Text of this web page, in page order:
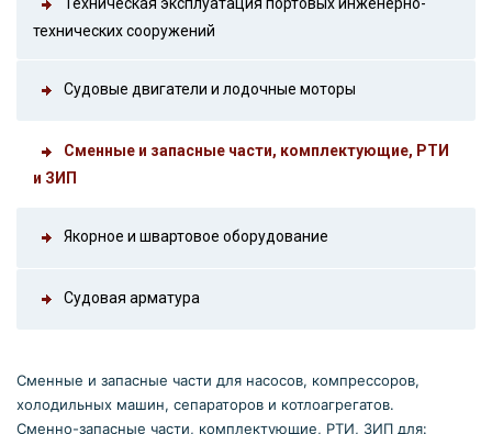
технических сооружений
Судовые двигатели и лодочные моторы
Сменные и запасные части, комплектующие, РТИ
и ЗИП
Якорное и швартовое оборудование
Судовая арматура
Сменные и запасные части для насосов, компрессоров,
холодильных машин, сепараторов и котлоагрегатов.
Сменно-запасные части, комплектующие, РТИ, ЗИП для: